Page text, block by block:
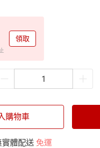
領取
購物車
實體配送 免運